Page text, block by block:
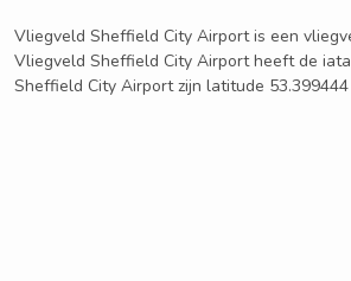
Vliegveld Sheffield City Airport is een
Vliegveld Sheffield City Airport heeft de
Sheffield City Airport zijn latitude